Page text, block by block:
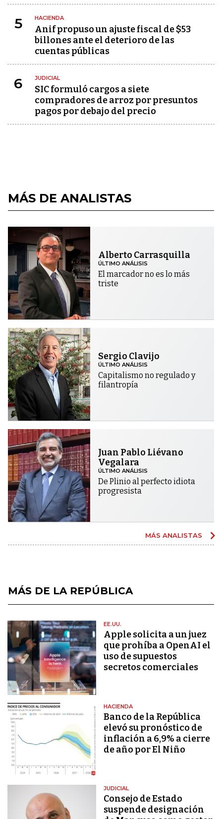
5 HACIENDA
Anif propuso un ajuste fiscal de $53
billones ante el deterioro de las
cuentas públicas
6 JUDICIAL
SIC formuló cargos a siete
compradores de arroz por presuntos
pagos por debajo del precio
MÁS DE ANALISTAS
Alberto Carrasquilla
ÚLTIMO ANÁLISIS
El marcador no es lo más
triste
Sergio Clavijo
ÚLTIMO ANÁLISIS
Capitalismo no regulado y
filantropía
Juan Pablo Liévano
Vegalara
ÚLTIMO ANÁLISIS
De Plinio al perfecto idiota
progresista
MÁS ANALISTAS
MÁS DE LA REPÚBLICA
EE.UU.
Apple solicita a un juez
que prohíba a OpenAI el
uso de supuestos
secretos comerciales
HACIENDA
Banco de la República
elevó su pronóstico de
inflación a 6,9% a cierre
de año por El Niño
JUDICIAL
Consejo de Estado
suspende designación